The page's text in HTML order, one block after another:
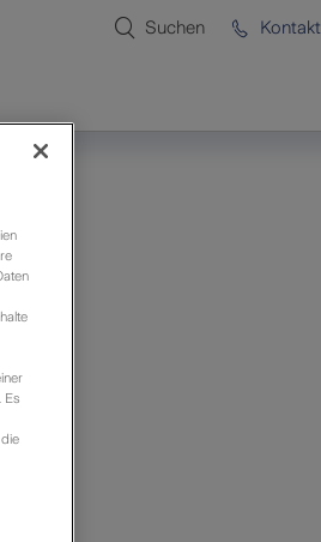
Suchen Kontakt
Es